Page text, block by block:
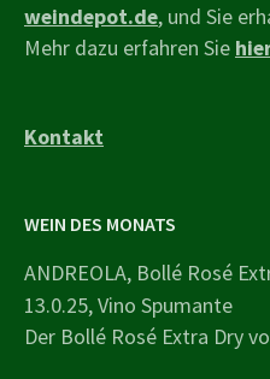
weindepot.de, und Sie
Mehr dazu erfahren Sie
Kontakt
WEIN DES MONATS
ANDREOLA, Bollé Rosé
13.0.25, Vino Spumante
Der Bollé Rosé Extra Dry